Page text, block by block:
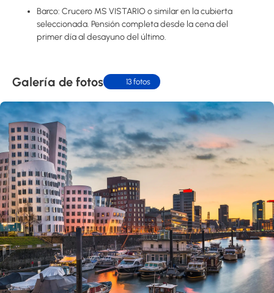
Barco: Crucero MS VISTARIO o similar en la cubierta
seleccionada. Pensión completa desde la cena del
primer día al desayuno del último.
Galería de fotos 13 fotos